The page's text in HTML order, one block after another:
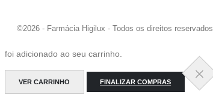
©2026 - Farmácia Higilux - Todos os direitos reservados
foi adicionado ao seu carrinho.
VER CARRINHO FINALIZAR COMPRAS